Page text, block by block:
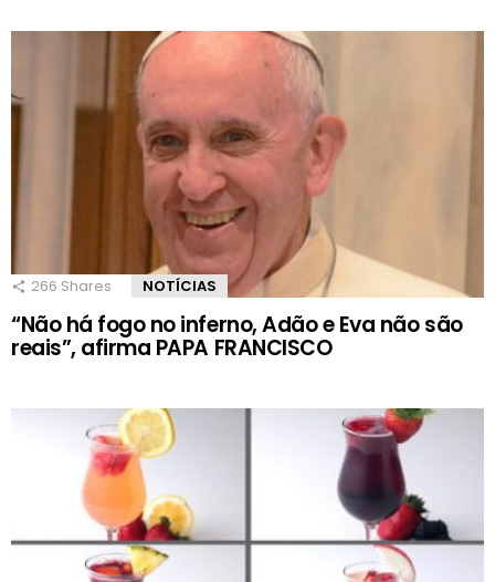
266 Shares NOTÍCIAS
“Não há fogo no inferno, Adão e Eva não são
reais”, afirma PAPA FRANCISCO